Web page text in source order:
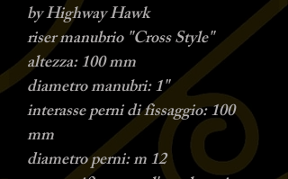
by Highway Hawk
riser manubrio "Cross Style"
altezza: 100 mm
diametro manubri: 1"
interasse perni di fissaggio: 100
mm
diametro perni: m 12